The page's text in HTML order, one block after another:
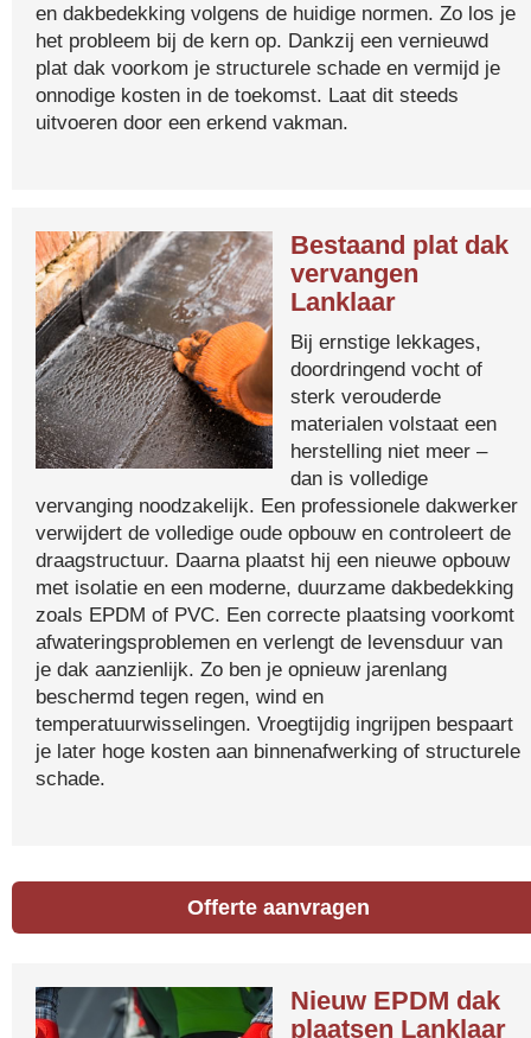
en dakbedekking volgens de huidige normen. Zo los je
het probleem bij de kern op. Dankzij een vernieuwd
plat dak voorkom je structurele schade en vermijd je
onnodige kosten in de toekomst. Laat dit steeds
uitvoeren door een erkend vakman.
Bestaand plat dak
vervangen
Lanklaar
Bij ernstige lekkages,
doordringend vocht of
sterk verouderde
materialen volstaat een
herstelling niet meer –
dan is volledige
vervanging noodzakelijk. Een professionele dakwerker
verwijdert de volledige oude opbouw en controleert de
draagstructuur. Daarna plaatst hij een nieuwe opbouw
met isolatie en een moderne, duurzame dakbedekking
zoals EPDM of PVC. Een correcte plaatsing voorkomt
afwateringsproblemen en verlengt de levensduur van
je dak aanzienlijk. Zo ben je opnieuw jarenlang
beschermd tegen regen, wind en
temperatuurwisselingen. Vroegtijdig ingrijpen bespaart
je later hoge kosten aan binnenafwerking of structurele
schade.
Offerte aanvragen
Nieuw EPDM dak
plaatsen Lanklaar